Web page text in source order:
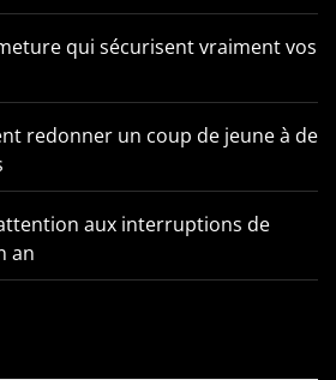
qui sécurisent vraiment vos
redonner un coup de jeune à de
aux interruptions de
an